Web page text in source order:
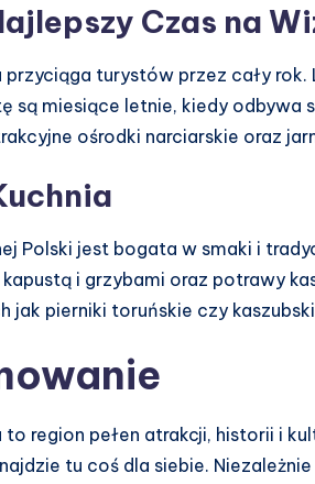
Czas na
przyciąga turystów przez cały
są miesiące letnie, kiedy
ośrodki narciarskie oraz
Polski jest bogata w smaki i
i grzybami oraz potrawy
jak pierniki toruńskie czy
to region pełen atrakcji, historii i
tu coś dla siebie.